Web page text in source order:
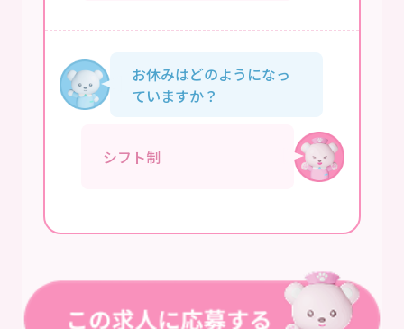
お休みはどのようになっ
ていますか？
シフト制